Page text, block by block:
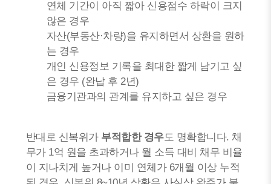
연체 기간이 아직 짧아 신용점수 하락이 크지
않은 경우
자산(부동산·차량)을 유지하면서 상환을 원하
는 경우
개인 신용정보 기록을 최대한 짧게 남기고 싶
은 경우 (완납 후 2년)
금융기관과의 관계를 유지하고 싶은 경우
반대로 신복위가 부적합한 경우도 명확합니다. 채
무가 1억 원을 초과하거나 월 소득 대비 채무 비율
이 지나치게 높거나 이미 연체가 6개월 이상 누적